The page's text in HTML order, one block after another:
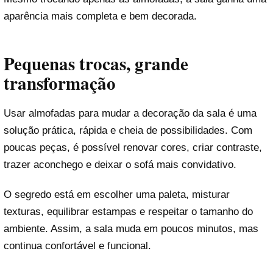
aparência mais completa e bem decorada.
Pequenas trocas, grande
transformação
Usar almofadas para mudar a decoração da sala é uma
solução prática, rápida e cheia de possibilidades. Com
poucas peças, é possível renovar cores, criar contraste,
trazer aconchego e deixar o sofá mais convidativo.
O segredo está em escolher uma paleta, misturar
texturas, equilibrar estampas e respeitar o tamanho do
ambiente. Assim, a sala muda em poucos minutos, mas
continua confortável e funcional.